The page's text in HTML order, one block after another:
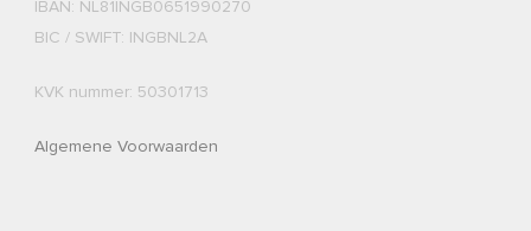
IBAN: NL81INGB0651990270
BIC / SWIFT: INGBNL2A
KVK nummer: 50301713
Algemene Voorwaarden